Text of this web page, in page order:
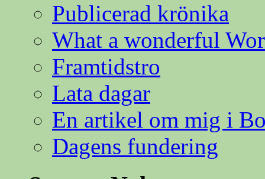
Publicerad krönika
What a wonderful
Framtidstro
Lata dagar
En artikel om mig i
Dagens fundering